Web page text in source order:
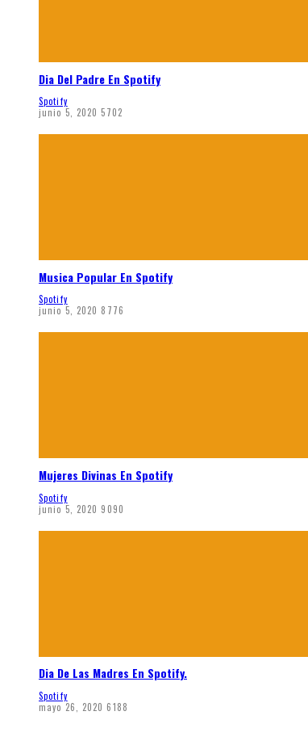
Dia Del Padre En Spotify
Spotify
junio 5, 2020 5702
Musica Popular En Spotify
Spotify
junio 5, 2020 8776
Mujeres Divinas En Spotify
Spotify
junio 5, 2020 9090
Dia De Las Madres En Spotify.
Spotify
mayo 26, 2020 6188